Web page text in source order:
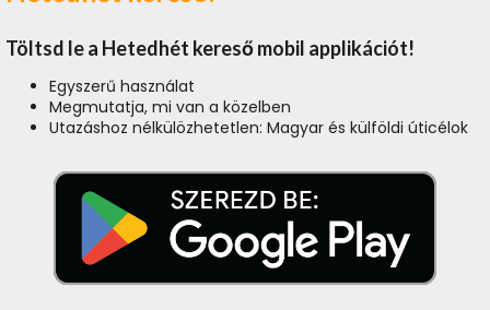
Töltsd le a Hetedhét kereső mobil applikációt!
Egyszerű használat
Megmutatja, mi van a közelben
Utazáshoz nélkülözhetetlen: Magyar és külföldi úticélok